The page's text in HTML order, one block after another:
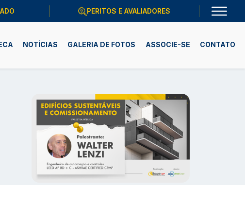
PERITOS E AVALIADORES
NOTÍCIAS GALERIA DE FOTOS ASSOCIE-SE CONTATO